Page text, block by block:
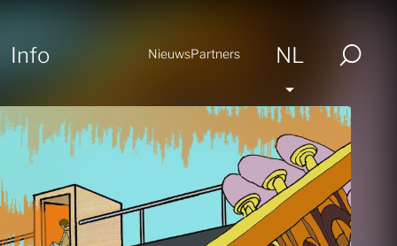
Info NieuwsPartners NL